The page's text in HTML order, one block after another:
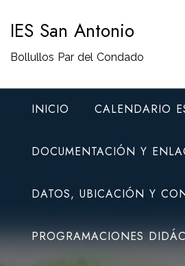
contenido
IES San Antonio
Bollullos Par del Condado
INICIO CALENDARIO
DOCUMENTACIÓN Y
DATOS, UBICACIÓN Y
PROGRAMACIONES